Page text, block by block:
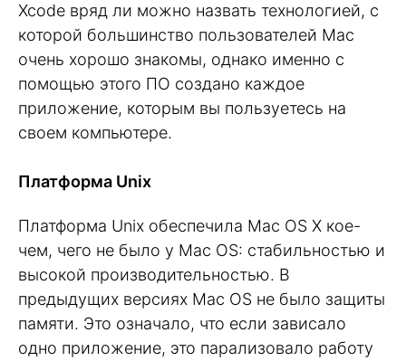
Xcode вряд ли можно назвать технологией, с
которой большинство пользователей Mac
очень хорошо знакомы, однако именно с
помощью этого ПО создано каждое
приложение, которым вы пользуетесь на
своем компьютере.
Платформа Unix
Платформа Unix обеспечила Mac OS X кое-
чем, чего не было у Mac OS: стабильностью и
высокой производительностью. В
предыдущих версиях Mac OS не было защиты
памяти. Это означало, что если зависало
одно приложение, это парализовало работу